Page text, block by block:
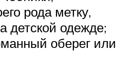
рода метку,
детской одежде;
оберег или